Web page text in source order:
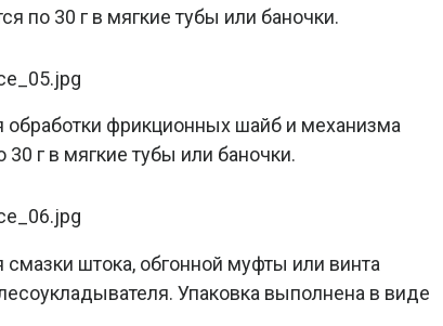
по 30 г в мягкие тубы или баночки.
обработки фрикционных шайб и механизма
г в мягкие тубы или баночки.
штока, обгонной муфты или винта
Упаковка выполнена в виде